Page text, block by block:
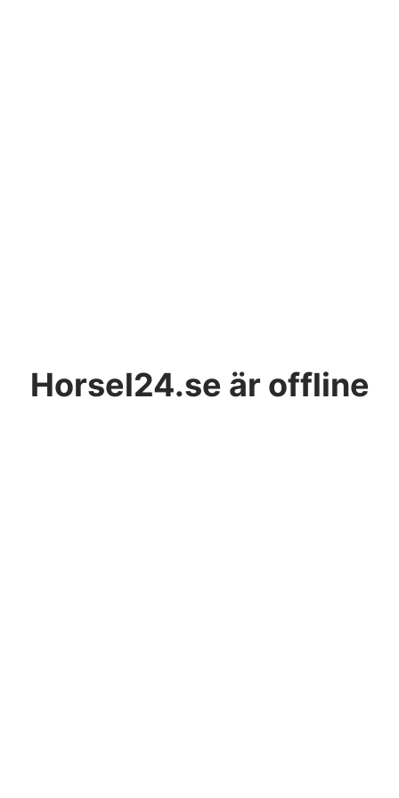
Horsel24.se är offline